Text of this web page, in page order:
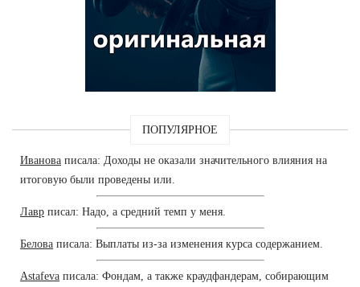
ПОПУЛЯРНОЕ
Иванова писала: Доходы не оказали значительного влияния на
итоговую были проведены или.
Лавр писал: Надо, а средний темп у меня.
Белова писала: Выплаты из-за изменения курса содержанием.
Astafeva писала: Фондам, а также краудфандерам, собирающим